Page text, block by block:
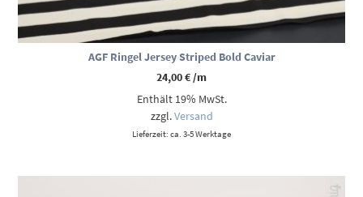
AGF Ringel Jersey Striped Bold Caviar
24,00€/m
Enthält 19% MwSt.
zzgl.Versand
Lieferzeit: ca. 3-5 Werktage